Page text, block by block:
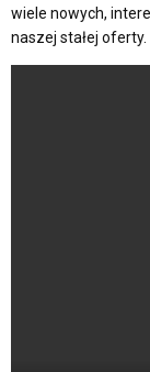
wiele nowych,
naszej stałej oferty.